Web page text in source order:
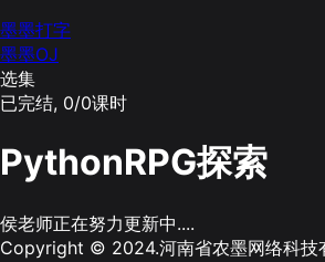
墨墨打字
墨墨OJ
选集
已完结, 0/0课时
PythonRPG探索
侯老师正在努力更新中....
Copyright © 2024.河南省农墨网络科技